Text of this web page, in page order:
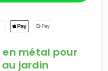
métal pour
jardin